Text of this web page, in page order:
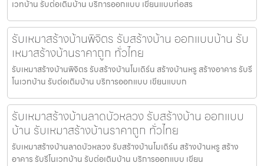
เวทบ้าน รับต่อเติมบ้าน บริการออกแบบ เขียนแบบก่อสร
รับเหมาสร้างบ้านพิจิตร รับสร้างบ้าน ออกแบบบ้าน รับ
เหมาสร้างบ้านราคาถูก ทั่วไทย
รับเหมาสร้างบ้านพิจิตร รับสร้างบ้านโมเดิร์น สร้างบ้านหรู สร้างอาคาร รับรี
โนเวทบ้าน รับต่อเติมบ้าน บริการออกแบบ เขียนแบบก
รับเหมาสร้างบ้านลาดบัวหลวง รับสร้างบ้าน ออกแบบ
บ้าน รับเหมาสร้างบ้านราคาถูก ทั่วไทย
รับเหมาสร้างบ้านลาดบัวหลวง รับสร้างบ้านโมเดิร์น สร้างบ้านหรู สร้าง
อาคาร รับรีโนเวทบ้าน รับต่อเติมบ้าน บริการออกแบบ เขียน